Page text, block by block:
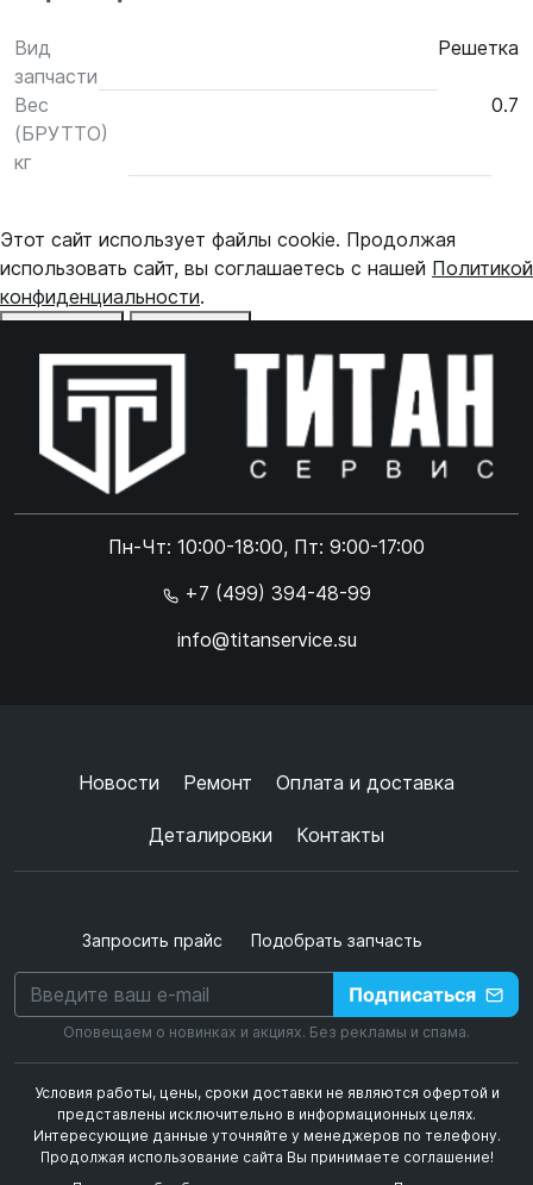
Вид
запчасти
Решетка
Вес
(БРУТТО)
кг
0.7
Пн-Чт: 10:00-18:00, Пт: 9:00-17:00
+7 (499) 394-48-99
info@titanservice.su
Новости Ремонт Оплата и доставка
Деталировки Контакты
Запросить прайс Подобрать запчасть
Подписаться
Оповещаем о новинках и акциях. Без рекламы и спама.
Условия работы, цены, сроки доставки не являются офертой и
представлены исключительно в информационных целях.
Интересующие данные уточняйте у менеджеров по телефону.
Продолжая использование сайта Вы принимаете соглашение!
Этот сайт использует файлы cookie. Продолжая
использовать сайт, вы соглашаетесь с нашей Политикой
конфиденциальности.
Online чат
Online чат